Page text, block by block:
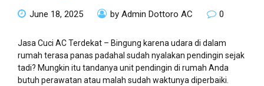
June 18, 2025 by Admin Dottoro AC 0
Jasa Cuci AC Terdekat – Bingung karena udara di dalam
rumah terasa panas padahal sudah nyalakan pendingin sejak
tadi? Mungkin itu tandanya unit pendingin di rumah Anda
butuh perawatan atau malah sudah waktunya diperbaiki.